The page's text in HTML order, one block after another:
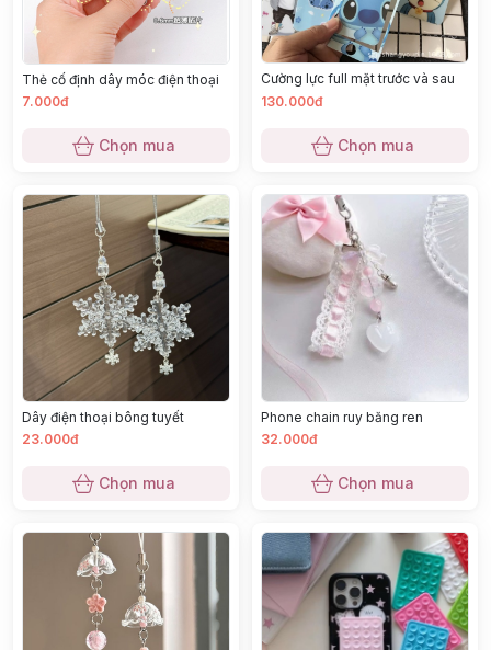
Thẻ cố định dây móc điện thoại
7.000đ
Chọn mua
Cường lực full mặt trước và sau
130.000đ
Chọn mua
Dây điện thoại bông tuyết
23.000đ
Chọn mua
Phone chain ruy băng ren
32.000đ
Chọn mua